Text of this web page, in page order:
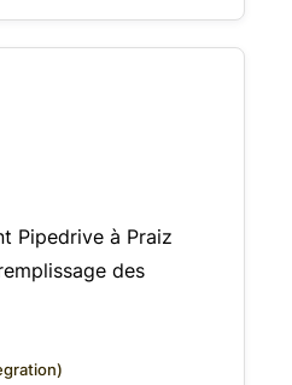
Pipedrive à Praiz
des